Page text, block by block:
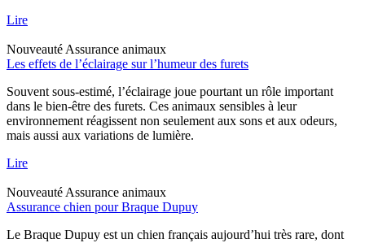
Lire
Nouveauté Assurance animaux
Les effets de l’éclairage sur l’humeur des furets
Souvent sous-estimé, l’éclairage joue pourtant un rôle important
dans le bien-être des furets. Ces animaux sensibles à leur
environnement réagissent non seulement aux sons et aux odeurs,
mais aussi aux variations de lumière.
Lire
Nouveauté Assurance animaux
Assurance chien pour Braque Dupuy
Le Braque Dupuy est un chien français aujourd’hui très rare, dont